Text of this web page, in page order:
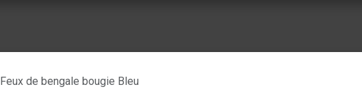
Feux de bengale bougie Bleu